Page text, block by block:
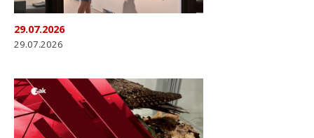
29.07.2026
29.07.2026